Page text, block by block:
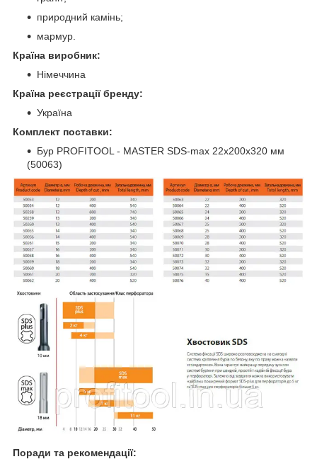
природний камінь;
мармур.
Країна виробник:
Німеччина
Країна реєстрації бренду:
Україна
Комплект поставки:
Бур PROFITOOL - MASTER SDS-max 22х200х320 мм
(50063)
Поради та рекомендації: